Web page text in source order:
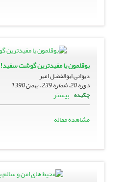
بوقلمون یا مفیدترین گوشت سفید!
دیوانی ابوالفضل امیر
دوره 20، شماره 239 ، بهمن 1390
چکیده بیشتر
مشاهده مقاله